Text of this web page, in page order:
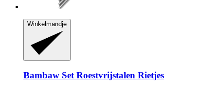
Winkelmandje
Bambaw Set Roestvrijstalen Rietjes